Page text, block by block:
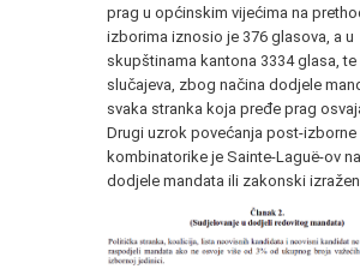
prag u općinskim vijećima na
izborima iznosio je 376 glasova, a u
skupštinama kantona 3334 glasa, te
slučajeva, zbog načina dodjele
svaka stranka koja pređe prag
Drugi uzrok povećanja post-izborne
kombinatorike je Sainte-Laguë-ov
dodjele mandata ili zakonski